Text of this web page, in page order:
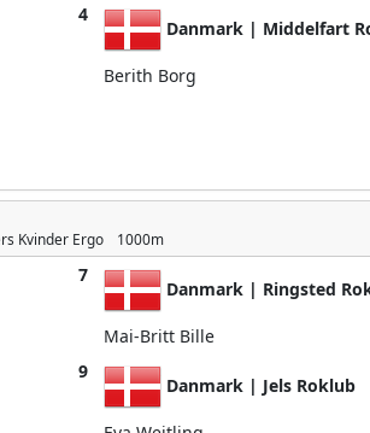
4
Danmark | Middelfart
Berith Borg
Kvinder Ergo 1000m
7
Danmark | Ringsted
Mai-Britt Bille
9
Danmark | Jels Roklub